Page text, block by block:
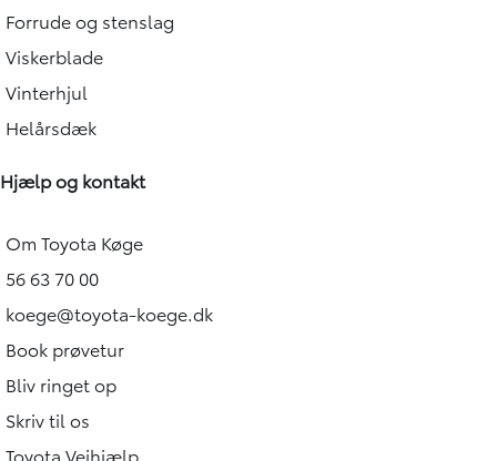
Forrude og stenslag
Viskerblade
Vinterhjul
Helårsdæk
Hjælp og kontakt
Om Toyota Køge
56 63 70 00
koege@toyota-koege.dk
Book prøvetur
Bliv ringet op
Skriv til os
Toyota Vejhjælp